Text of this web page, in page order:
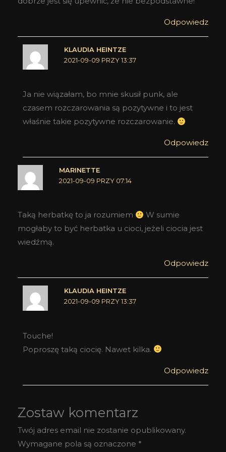
Odpowiedz
KLAUDIA HEINTZE
2021-09-09 PRZY 13:37
Ja nie wiązałam, bo mnie skusił punk, ale
czasem rozczarowania są pozytywne i to jest
właśnie takie pozytywne rozczarowanie.
Odpowiedz
MARINETTE
2021-09-09 PRZY 07:14
Taką herbatkę to ja rozumiem
W sumie
mogłaby to być herbatka u cioci, jeżeli ciocia jest
wiedźmą.
Odpowiedz
KLAUDIA HEINTZE
2021-09-09 PRZY 13:37
Touche!
Poproszę taką ciocię. Nawet kilka.
Odpowiedz
Zostaw komentarz
Twój adres email nie zostanie opublikowany.
Wymagane pola są oznaczone *